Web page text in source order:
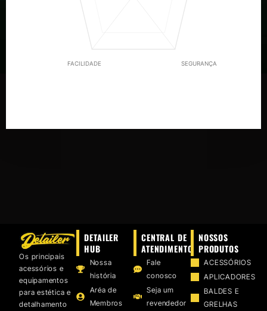
SEGURANÇA
FACILIDADE
Os principais
acessórios e
equipamentos
para estética e
detalhamento
DETAILER
HUB
Nossa
história
Aréa de
Membros
CENTRAL DE
ATENDIMENTO
Fale
conosco
Seja um
revendedor
NOSSOS
PRODUTOS
ACESSÓRIOS
APLICADORES
BALDES E
GRELHAS